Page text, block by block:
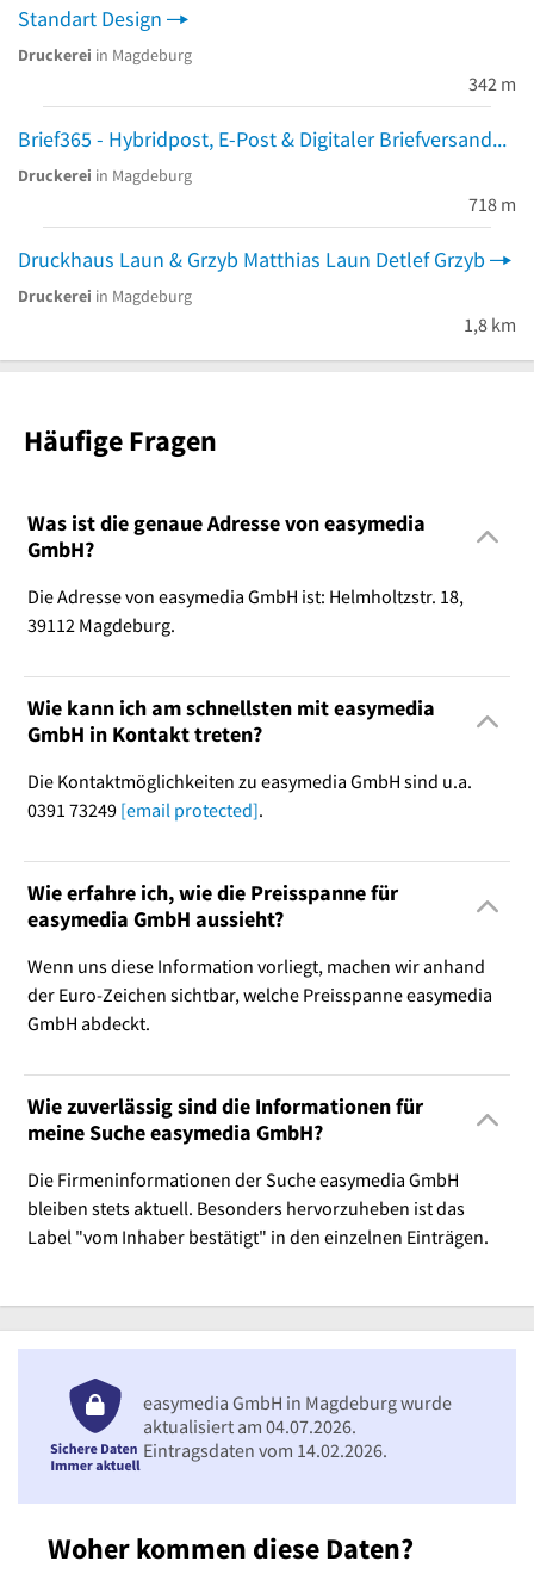
Standart Design
Druckerei in Magdeburg
342 m
Brief365 - Hybridpost, E-Post & Digitaler Briefversand
Druckerei in Magdeburg
718 m
Druckhaus Laun & Grzyb Matthias Laun Detlef Grzyb
Druckerei in Magdeburg
1,8 km
Häufige Fragen
Was ist die genaue Adresse von easymedia
GmbH?
Die Adresse von easymedia GmbH ist: Helmholtzstr. 18,
39112 Magdeburg.
Wie kann ich am schnellsten mit easymedia
GmbH in Kontakt treten?
Die Kontaktmöglichkeiten zu easymedia GmbH sind u.a.
0391 73249 [email protected].
Wie erfahre ich, wie die Preisspanne für
easymedia GmbH aussieht?
Wenn uns diese Information vorliegt, machen wir anhand
der Euro-Zeichen sichtbar, welche Preisspanne easymedia
GmbH abdeckt.
Wie zuverlässig sind die Informationen für
meine Suche easymedia GmbH?
Die Firmeninformationen der Suche easymedia GmbH
bleiben stets aktuell. Besonders hervorzuheben ist das
Label "vom Inhaber bestätigt" in den einzelnen Einträgen.
Woher kommen diese Daten?
easymedia GmbH in Magdeburg wurde
aktualisiert am 04.07.2026.
Eintragsdaten vom 14.02.2026.